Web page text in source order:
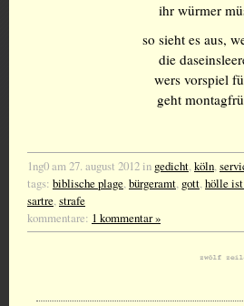
ihr würmer
so sieht es aus,
die
wers vorspiel
geht
1ng0 am 27. august 2012 in gedicht,köln,
tags: biblische plage,bürgeramt, gott,hölle
sartre,strafe
kommentare: 1 kommentar »